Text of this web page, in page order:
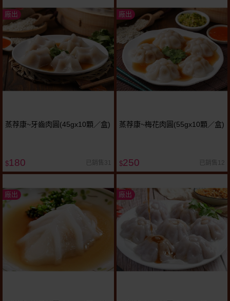
廠出
蒸荐康~牙齒肉圓(45gx10顆／盒)
$180 已銷售31
廠出
蒸荐康~梅花肉圓(55gx10顆／盒)
$250 已銷售12
廠出 廠出